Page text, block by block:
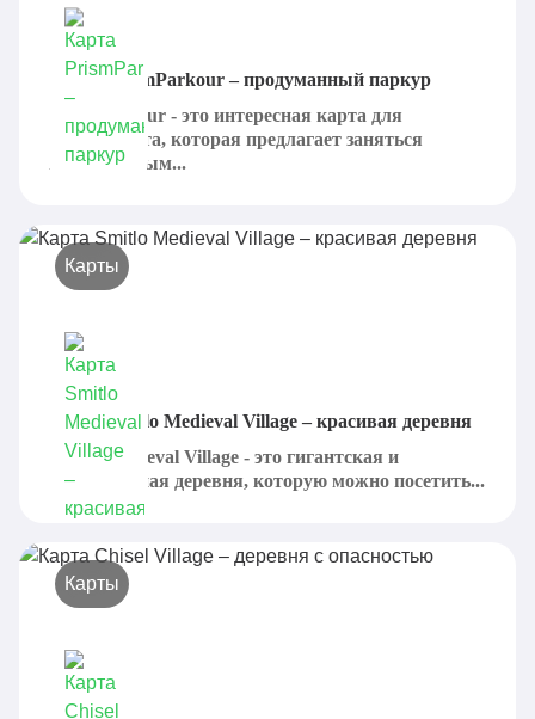
Карта PrismParkour – продуманный паркур
PrismParkour - это интересная карта для
Майнкрафта, которая предлагает заняться
продуманным...
Карты
Карта Smitlo Medieval Village – красивая деревня
Smitlo Medieval Village - это гигантская и
реалистичная деревня, которую можно посетить...
Карты